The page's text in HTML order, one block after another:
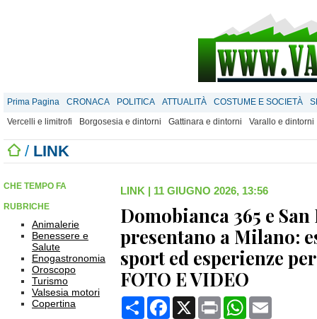
Prima Pagina CRONACA POLITICA ATTUALITÀ COSTUME E SOCIETÀ
Vercelli e limitrofi
Borgosesia e dintorni Gattinara e dintorni Varallo e dintorni
/ LINK
CHE TEMPO FA
RUBRICHE
Animalerie
Benessere e
Salute
Enogastronomia
Oroscopo
Turismo
Valsesia motori
Copertina
LINK | 11 GIUGNO 2026, 13:56
Domobianca 365 e
presentano a Milano:
sport ed esperienze
FOTO E VIDEO
CondividiFacebook
X Print WhatsApp